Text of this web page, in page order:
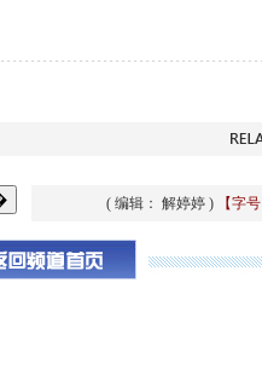
( 编辑： 解婷婷 ) 【字号